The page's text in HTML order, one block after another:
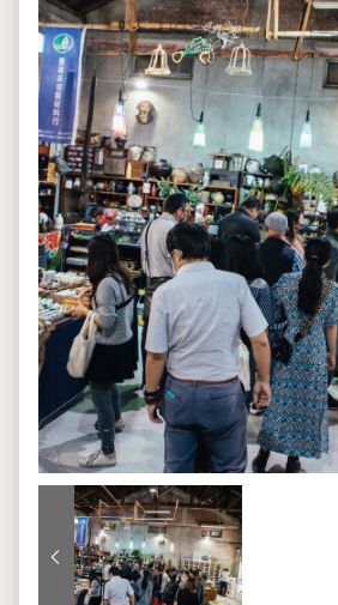
上一張